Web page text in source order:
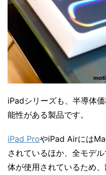
iPadシリーズも、半導体
能性がある製品です。
iPad ProやiPad Airには
されているほか、全モデ
体が使用されているため